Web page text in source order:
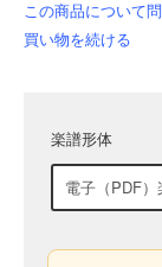
この商品について
買い物を続ける
楽譜形体